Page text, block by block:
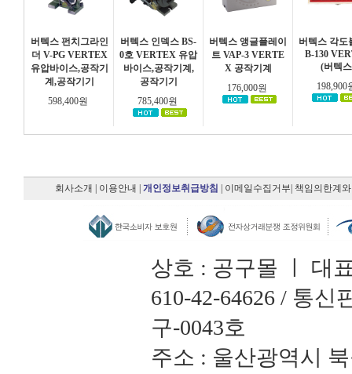
버텍스 펀치그라인
더 V-PG VERTEX
유압바이스,공작기
계,공작기기
598,400원
버텍스 인덱스 BS-
0호 VERTEX 유압
바이스,공작기계,
공작기기
785,400원
버텍스 앵글플레이
트 VAP-3 VERTE
X 공작기계
176,000원
버텍스 각도
B-130
(버텍
198,900
회사소개 이용안내 개인정보취급방침 이메일수집거부 책임의한계
상호 : 공구몰 ㅣ 대
610-42-64626 / 통신
구-0043호
주소 : 울산광역시